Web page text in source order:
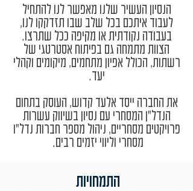
הנסיון העשיר שלנו מאפשר לנו להתחיל
לעבוד איתכם בכל שלב שבו תזדקקו לנו,
בעבודה נקודתית או מקיפה ככל שתרצו.
הצוות מתמחה גם בפיתוח אסטרטגי של
רשתות, הכולל אפיון מתחמים, מיקומים וקהלי
יעד.
את החברה ייסד אלעד קדוש, העוסק בתחום
הנדל"ן המסחרי עם נסיון בשיווק עשרות
פרויקטים מסחריים, ניהול מספר חברות נדל"ו
מסחרי וליווי יזמים רבים.
התמחויות